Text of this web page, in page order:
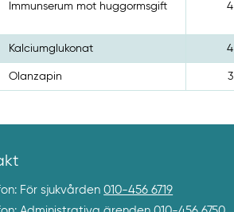
Immunserum mot huggormsgift 4
Kalciumglukonat 4
Olanzapin 3
För sjukvården010-456 6719